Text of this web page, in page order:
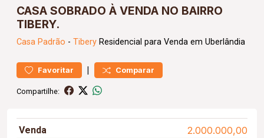
CASA SOBRADO À VENDA NO BAIRRO
TIBERY.
Casa Padrão - Tibery Residencial para Venda em Uberlândia
Favoritar | Comparar
Compartilhe:
Venda 2.000.000,00